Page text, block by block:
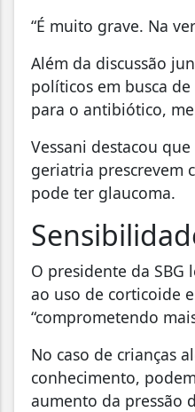
“É muito grave. Na
Além da discussão
políticos em busca
para o antibiótico,
Vessani destacou
geriatria prescrevem
pode ter glaucoma.
O presidente da SBG
ao uso de corticoide
“comprometendo
No caso de crianças
conhecimento,
aumento da pressão